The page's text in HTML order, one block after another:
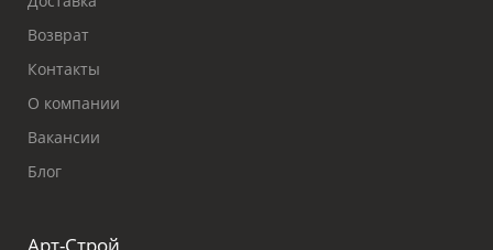
Возврат
Контакты
О компании
Вакансии
Блог